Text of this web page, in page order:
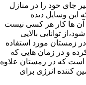
جای خود را در منازل
این وسایل دیده
آن ها کار هر کسی نیست
توانایی بالایی
زمستان مورد استفاده
و در زمان هایی که
که در زمستان علاوه
کننده انرژی برای